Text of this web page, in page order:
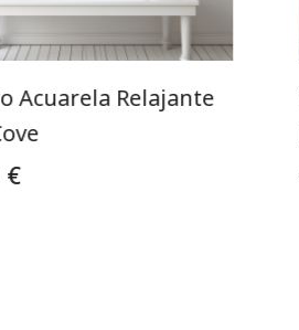
Acuarela Relajante
€